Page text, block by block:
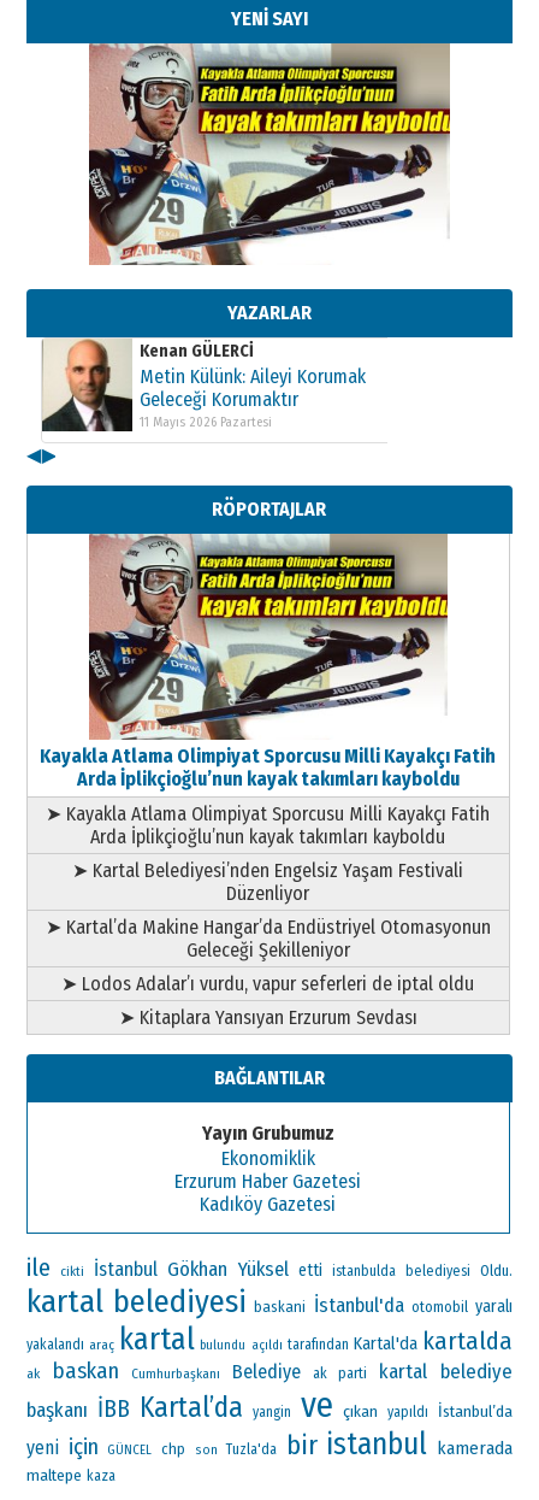
YENİ SAYI
YAZARLAR
Kenan GÜLERCİ
Metin Külünk: Aileyi Korumak
11 Mayıs 2026 Pazartesi
Kenan GÜLERCİ
Metin Külünk: Aileyi Korumak
Geleceği Korumaktır
11 Mayıs 2026 Pazartesi
Metin Külünk: Aileyi Korumak
Geleceği Korumaktır
11 Mayıs 2026 Pazartesi
◀▶
RÖPORTAJLAR
Kayakla Atlama Olimpiyat Sporcusu Milli Kayakçı Fatih
Arda İplikçioğlu’nun kayak takımları kayboldu
➤ Kayakla Atlama Olimpiyat Sporcusu Milli Kayakçı Fatih
Arda İplikçioğlu’nun kayak takımları kayboldu
➤ Kartal Belediyesi’nden Engelsiz Yaşam Festivali
Düzenliyor
➤ Kartal’da Makine Hangar’da Endüstriyel Otomasyonun
Geleceği Şekilleniyor
➤ Lodos Adalar’ı vurdu, vapur seferleri de iptal oldu
➤ Kitaplara Yansıyan Erzurum Sevdası
BAĞLANTILAR
Yayın Grubumuz
Ekonomiklik
Erzurum Haber Gazetesi
Kadıköy Gazetesi
ile cikti İstanbul Gökhan Yüksel etti istanbulda belediyesi Oldu.
kartal belediyesi baskani İstanbul'da otomobil yaralı
yakalandı araç kartal bulundu açıldı tarafından Kartal'da kartalda
ak baskan Cumhurbaşkanı Belediye ak parti
kartal belediye
başkanı İBB Kartal’da yangin ve çıkan yapıldı İstanbul’da
yeni için GÜNCEL chp son Tuzla'da bir istanbul kamerada
maltepe kaza